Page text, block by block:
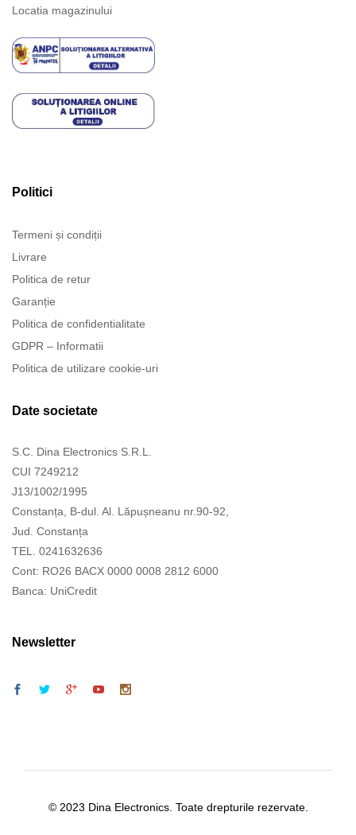
Locatia magazinului
Politici
Termeni și condiții
Livrare
Politica de retur
Garanție
Politica de confidentialitate
GDPR – Informatii
Politica de utilizare cookie-uri
Date societate
S.C. Dina Electronics S.R.L.
CUI 7249212
J13/1002/1995
Constanța, B-dul. Al. Lăpușneanu nr.90-92,
Jud. Constanța
TEL. 0241632636
Cont: RO26 BACX 0000 0008 2812 6000
Banca: UniCredit
Newsletter
© 2023 Dina Electronics. Toate drepturile rezervate.